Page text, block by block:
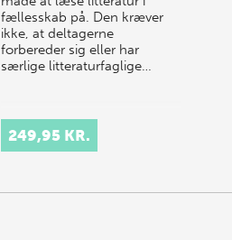
fællesskab på. Den kræver
ikke, at deltagerne
forbereder sig eller har
særlige litteraturfaglige…
249,95 KR.